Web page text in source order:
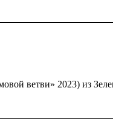
ветви» 2023) из